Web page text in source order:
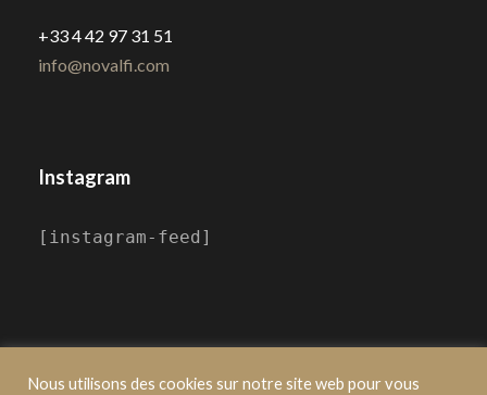
+33 4 42 97 31 51
info@novalfi.com
Instagram
[instagram-feed]
Nous utilisons des cookies sur notre site web pour vous